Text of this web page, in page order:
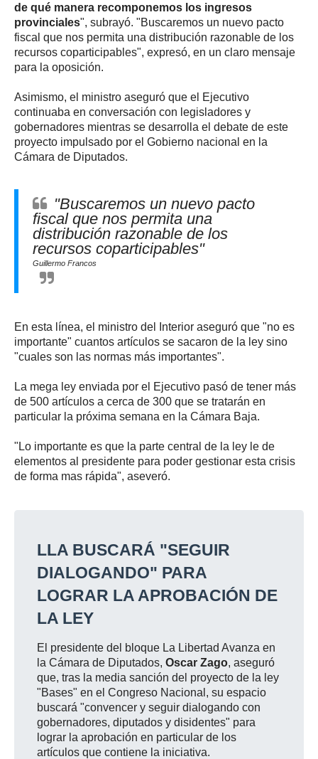
de qué manera recomponemos los ingresos
provinciales", subrayó. "Buscaremos un nuevo pacto
fiscal que nos permita una distribución razonable de los
recursos coparticipables", expresó, en un claro mensaje
para la oposición.
Asimismo, el ministro aseguró que el Ejecutivo
continuaba en conversación con legisladores y
gobernadores mientras se desarrolla el debate de este
proyecto impulsado por el Gobierno nacional en la
Cámara de Diputados.
"Buscaremos un nuevo pacto
fiscal que nos permita una
distribución razonable de los
recursos coparticipables"
Guillermo Francos
En esta línea, el ministro del Interior aseguró que "no es
importante" cuantos artículos se sacaron de la ley sino
"cuales son las normas más importantes".
La mega ley enviada por el Ejecutivo pasó de tener más
de 500 artículos a cerca de 300 que se tratarán en
particular la próxima semana en la Cámara Baja.
"Lo importante es que la parte central de la ley le de
elementos al presidente para poder gestionar esta crisis
de forma mas rápida", aseveró.
LLA BUSCARÁ "SEGUIR
DIALOGANDO" PARA
LOGRAR LA APROBACIÓN DE
LA LEY
El presidente del bloque La Libertad Avanza en
la Cámara de Diputados, Oscar Zago, aseguró
que, tras la media sanción del proyecto de la ley
"Bases" en el Congreso Nacional, su espacio
buscará "convencer y seguir dialogando con
gobernadores, diputados y disidentes" para
lograr la aprobación en particular de los
artículos que contiene la iniciativa.